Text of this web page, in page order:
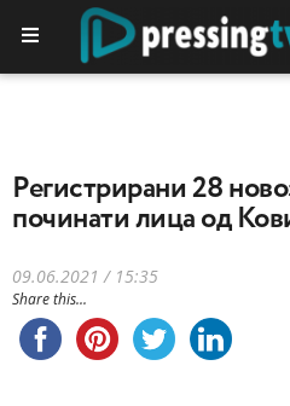
Регистрирани 28
починати лица од
09.06.2021 / 15:35
Share this...